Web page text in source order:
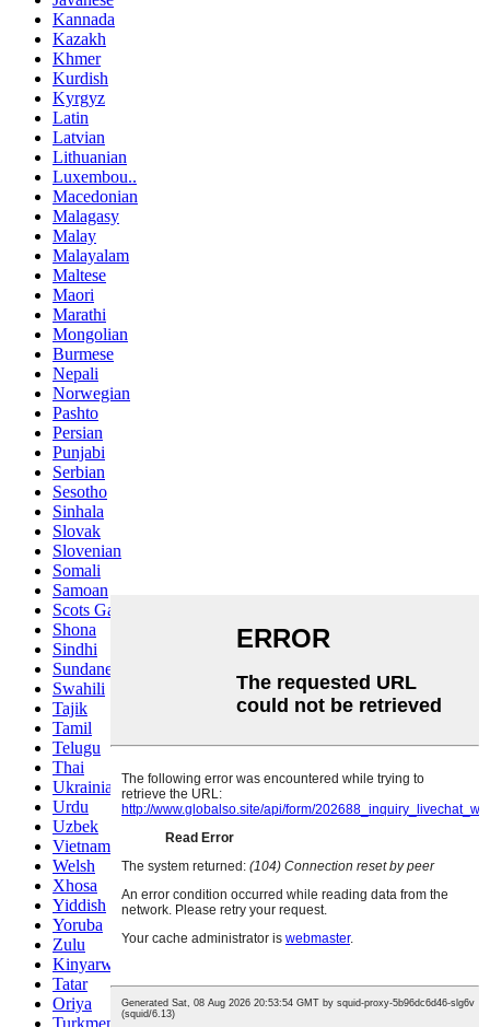
Kannada
Kazakh
Khmer
Kurdish
Kyrgyz
Latin
Latvian
Lithuanian
Luxembou..
Macedonian
Malagasy
Malay
Malayalam
Maltese
Maori
Marathi
Mongolian
Burmese
Nepali
Norwegian
Pashto
Persian
Punjabi
Serbian
Sesotho
Sinhala
Slovak
Slovenian
Somali
Samoan
Scots Gaelic
Shona
Sindhi
Sundanese
Swahili
Tajik
Tamil
Telugu
Thai
Ukrainian
Urdu
Uzbek
Vietnamese
Welsh
Xhosa
Yiddish
Yoruba
Zulu
Kinyarwanda
Tatar
Oriya
Turkmen